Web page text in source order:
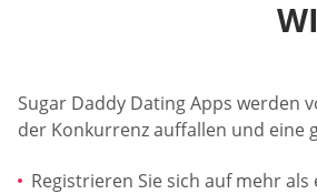
Sugar Daddy Dating Apps werden
der Konkurrenz auffallen und eine
Registrieren Sie sich auf mehr